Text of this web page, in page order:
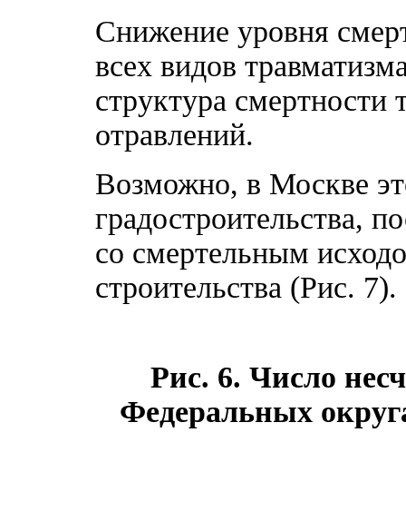
Снижение уровня
всех видов
структура
отравлений.
Возможно, в Москве
градостроительства,
со смертельным
строительства (Рис.
Рис. 6. Число
Федеральных